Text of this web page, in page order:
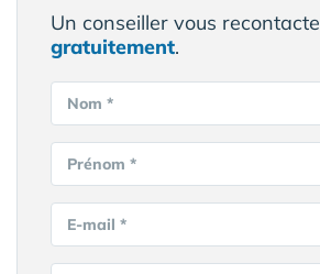
Un conseiller vous recontacte
gratuitement.
Nom *
Prénom *
E-mail *